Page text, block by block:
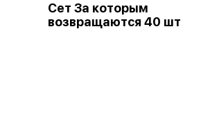
Сет За которым
возвращаются 40 шт